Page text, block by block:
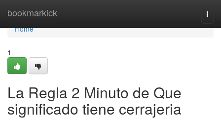
bookmarkick
Home
Home
1
La Regla 2 Minuto de Que
significado tiene cerrajeria